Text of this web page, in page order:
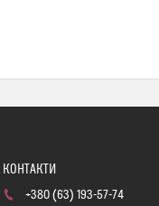
+380 (63) 193-57-74